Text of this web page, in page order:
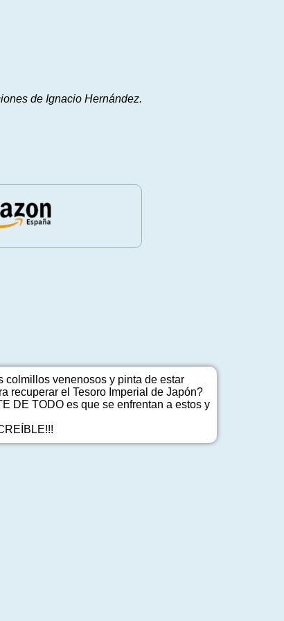
de Ignacio Hernández.
venenosos y pinta de estar
recuperar el Tesoro Imperial de Japón?
DE TODO es que se enfrentan a estos y